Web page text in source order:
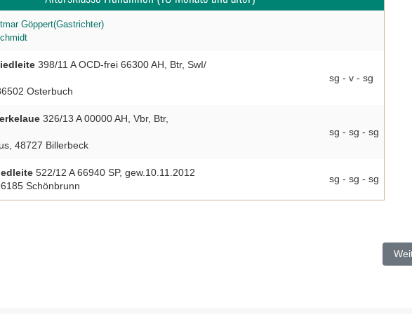
Göppert(Gastrichter)
398/11 A OCD-frei 66300 AH, Btr, SwI/
Osterbuch
sg - v - sg
326/13 A 00000 AH, Vbr, Btr,
48727 Billerbeck
sg - sg - sg
522/12 A 66940 SP, gew.10.11.2012
Schönbrunn
sg - sg - sg